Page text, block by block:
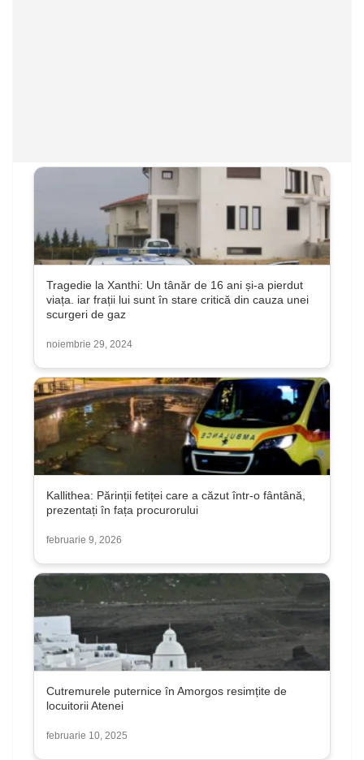
Tragedie la Xanthi: Un tânăr de 16 ani și-a pierdut
viața. iar frații lui sunt în stare critică din cauza unei
scurgeri de gaz
noiembrie 29, 2024
Kallithea: Părinții fetiței care a căzut într-o fântână,
prezentați în fața procurorului
februarie 9, 2026
Cutremurele puternice în Amorgos resimțite de
locuitorii Atenei
februarie 10, 2025